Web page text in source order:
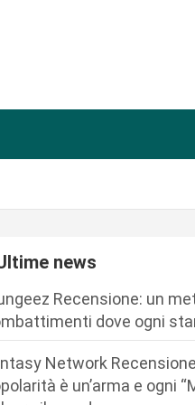
news
Recensione: un
dove ogni
Network
è un’arma e ogni